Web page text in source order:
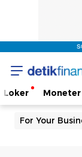
Loker Moneter
For Your